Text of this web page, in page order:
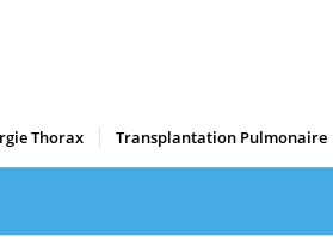
Thorax Transplantation Pulmonaire